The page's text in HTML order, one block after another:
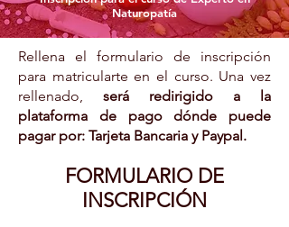
Naturopatía
Rellena el formulario de inscripción
para matricularte en el curso. Una vez
rellenado, será redirigido a la
plataforma de pago dónde puede
pagar por: Tarjeta Bancaria y Paypal.
FORMULARIO DE
INSCRIPCIÓN